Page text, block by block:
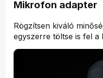
Mikrofon adapter
Rögzítsen kiváló
egyszerre töltse is fel a